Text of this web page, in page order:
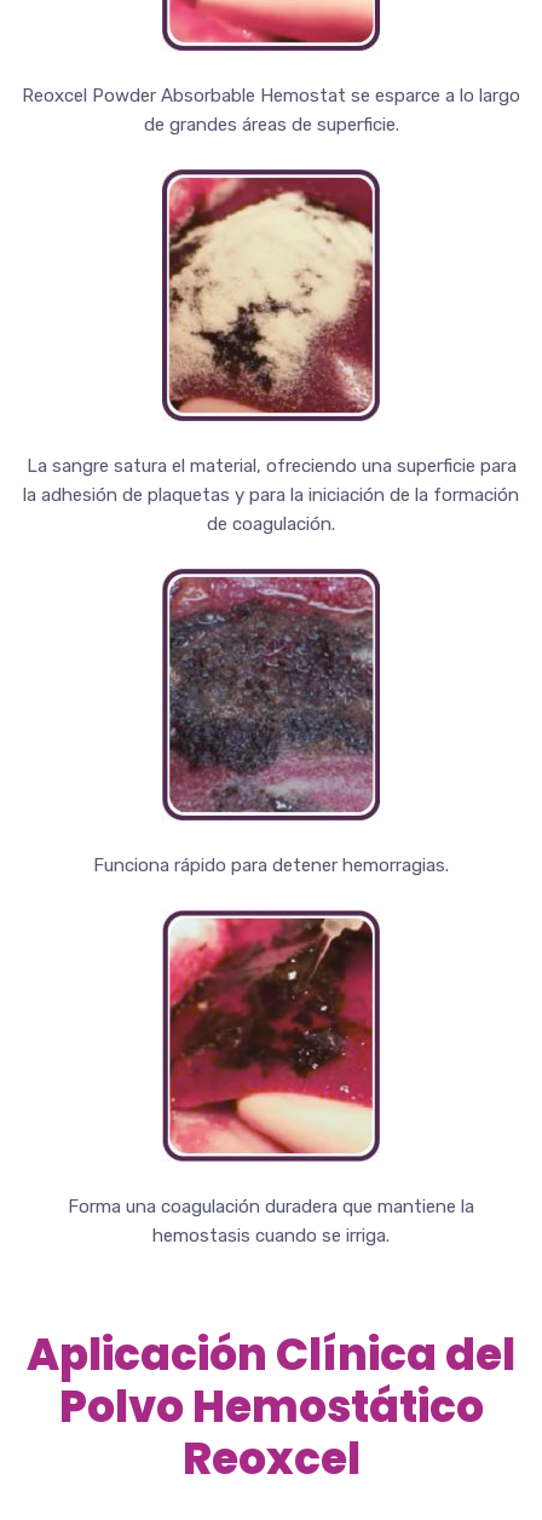
Reoxcel Powder Absorbable Hemostat se esparce a lo largo
de grandes áreas de superficie.
La sangre satura el material, ofreciendo una superficie para
la adhesión de plaquetas y para la iniciación de la formación
de coagulación.
Funciona rápido para detener hemorragias.
Forma una coagulación duradera que mantiene la
hemostasis cuando se irriga.
Aplicación Clínica del
Polvo Hemostático
Reoxcel